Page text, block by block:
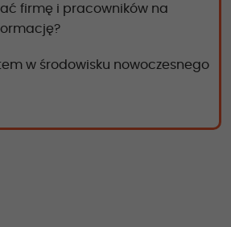
firmę i pracowników na
w środowisku nowoczesnego